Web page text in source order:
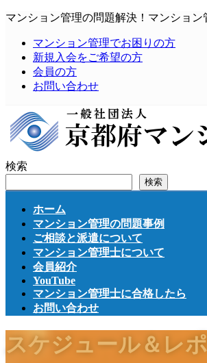
コ
ッ
プ
ナ
移
動
マンション管理の問題解決！マンション
マンション管理でお困りの方
新規入会をご希望の方
会員の方
お問い合わせ
検索
検索
ホーム
マンション管理の問題事例
ご相談と派遣について
マンション管理士について
会員紹介
YouTube
マンション管理士に合格したら
お問い合わせ
スケジュール＆レ